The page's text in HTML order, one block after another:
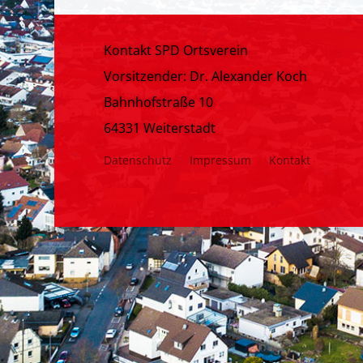
Kontakt SPD Ortsverein
Vorsitzender: Dr. Alexander Koch
Bahnhofstraße 10
64331 Weiterstadt
Datenschutz Impressum Kontakt